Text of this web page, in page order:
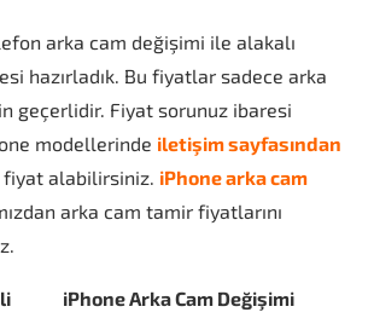
arka cam değişimi ile alakalı
hazırladık. Bu fiyatlar sadece arka
geçerlidir. Fiyat sorunuz ibaresi
modellerinde iletişim sayfasından
alabilirsiniz. iPhone arka cam
arka cam tamir fiyatlarını
iPhone Arka Cam Değişimi